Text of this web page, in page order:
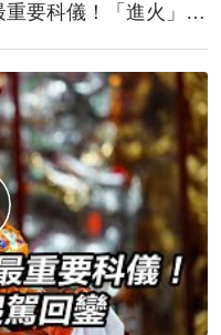
要科儀！「進火」儀